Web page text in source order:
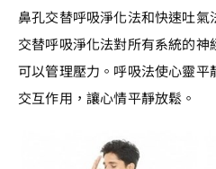
鼻孔交替呼吸淨化法和快速吐
交替呼吸淨化法對所有系統的
可以管理壓力。呼吸法使心靈平
交互作用，讓心情平靜放鬆。